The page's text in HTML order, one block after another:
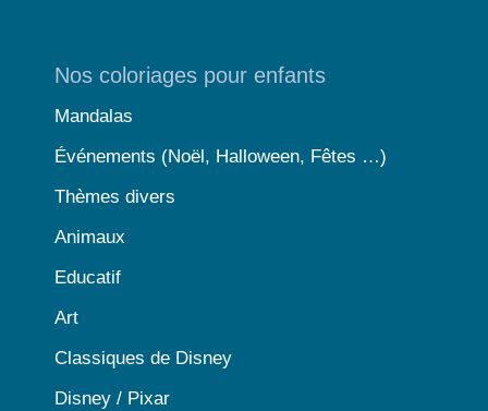
Nos coloriages pour enfants
Mandalas
Événements (Noël, Halloween, Fêtes …)
Thèmes divers
Animaux
Educatif
Art
Classiques de Disney
Disney / Pixar